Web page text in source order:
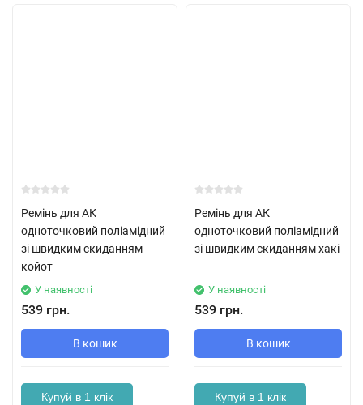
Ремінь для АК
одноточковий поліамідний
зі швидким скиданням
койот
У наявності
539 грн.
В кошик
Купуй в 1 клік
Ремінь для АК
одноточковий поліамідний
зі швидким скиданням хакі
У наявності
539 грн.
В кошик
Купуй в 1 клік